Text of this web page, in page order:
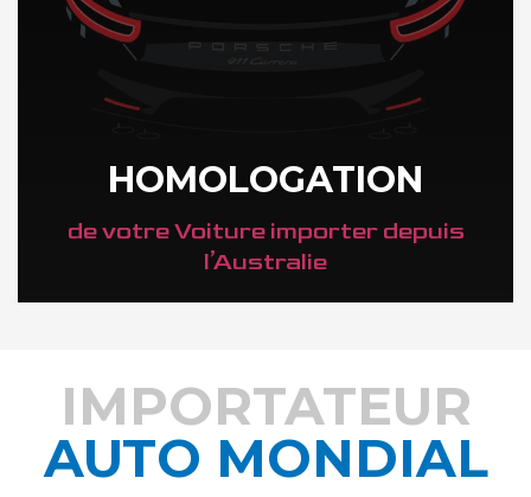
HOMOLOGATION
de votre Voiture importer depuis
l’Australie
DÉCOUVREZ COMMENT
IMPORTATEUR
AUTO MONDIAL